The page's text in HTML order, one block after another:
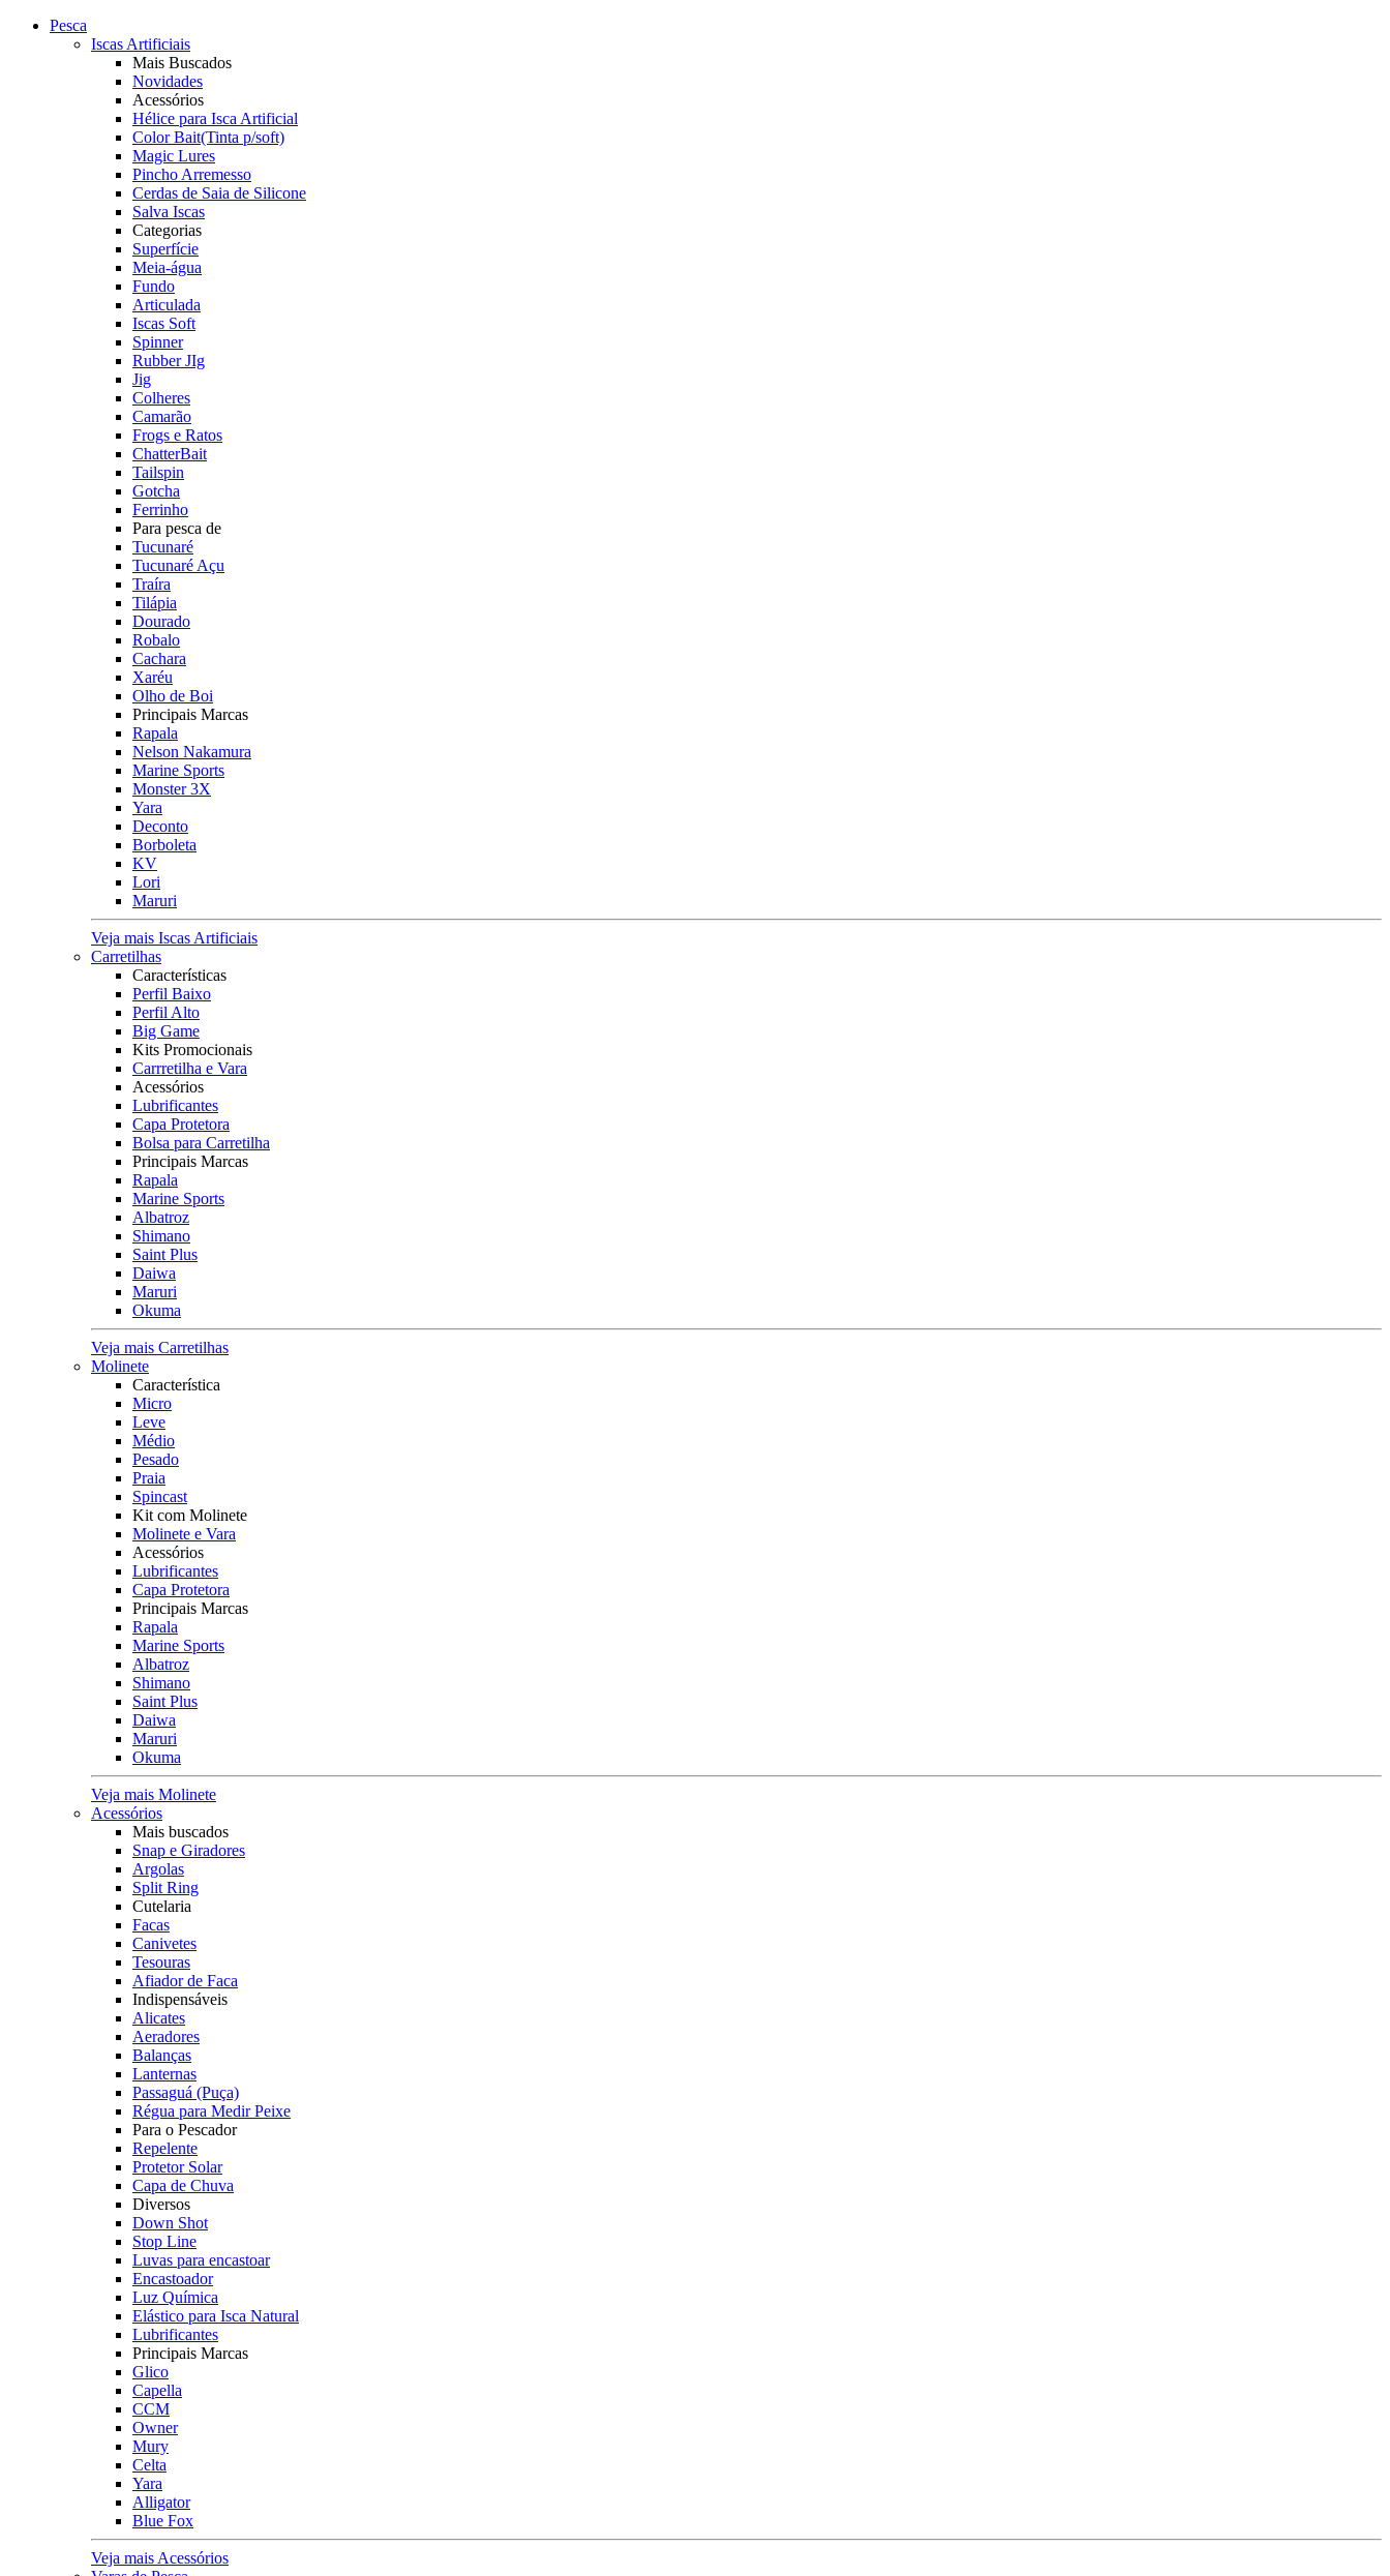
Pesca
Iscas Artificiais
Mais Buscados
Novidades
Acessórios
Hélice para Isca Artificial
Color Bait(Tinta p/soft)
Magic Lures
Pincho Arremesso
Cerdas de Saia de Silicone
Salva Iscas
Categorias
Superfície
Meia-água
Fundo
Articulada
Iscas Soft
Spinner
Rubber JIg
Jig
Colheres
Camarão
Frogs e Ratos
ChatterBait
Tailspin
Gotcha
Ferrinho
Para pesca de
Tucunaré
Tucunaré Açu
Traíra
Tilápia
Dourado
Robalo
Cachara
Xaréu
Olho de Boi
Principais Marcas
Rapala
Nelson Nakamura
Marine Sports
Monster 3X
Yara
Deconto
Borboleta
KV
Lori
Maruri
Veja mais Iscas Artificiais
Carretilhas
Características
Perfil Baixo
Perfil Alto
Big Game
Kits Promocionais
Carrretilha e Vara
Acessórios
Lubrificantes
Capa Protetora
Bolsa para Carretilha
Principais Marcas
Rapala
Marine Sports
Albatroz
Shimano
Saint Plus
Daiwa
Maruri
Okuma
Veja mais Carretilhas
Molinete
Característica
Micro
Leve
Médio
Pesado
Praia
Spincast
Kit com Molinete
Molinete e Vara
Acessórios
Lubrificantes
Capa Protetora
Principais Marcas
Rapala
Marine Sports
Albatroz
Shimano
Saint Plus
Daiwa
Maruri
Okuma
Veja mais Molinete
Acessórios
Mais buscados
Snap e Giradores
Argolas
Split Ring
Cutelaria
Facas
Canivetes
Tesouras
Afiador de Faca
Indispensáveis
Alicates
Aeradores
Balanças
Lanternas
Passaguá (Puça)
Régua para Medir Peixe
Para o Pescador
Repelente
Protetor Solar
Capa de Chuva
Diversos
Down Shot
Stop Line
Luvas para encastoar
Encastoador
Luz Química
Elástico para Isca Natural
Lubrificantes
Principais Marcas
Glico
Capella
CCM
Owner
Mury
Celta
Yara
Alligator
Blue Fox
Veja mais Acessórios